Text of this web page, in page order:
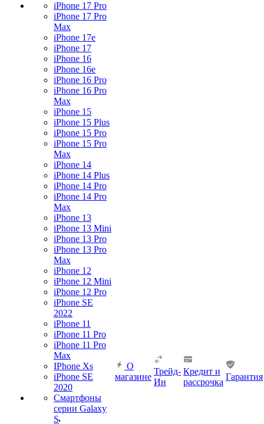
iPhone 17 Pro
iPhone 17 Pro
Max
iPhone 17e
iPhone 17
iPhone 16
iPhone 16e
iPhone 16 Pro
iPhone 16 Pro
Max
iPhone 15
iPhone 15 Plus
iPhone 15 Pro
iPhone 15 Pro
Max
iPhone 14
iPhone 14 Plus
iPhone 14 Pro
iPhone 14 Pro
Max
iPhone 13
iPhone 13 Mini
iPhone 13 Pro
iPhone 13 Pro
Max
iPhone 12
iPhone 12 Mini
iPhone 12 Pro
iPhone SE
2022
iPhone 11
iPhone 11 Pro
iPhone 11 Pro
Max
IPhone Xs
iPhone SE
2020
Смартфоны
серии Galaxy
S
О
магазине
Трейд-
Ин
Кредит и
рассрочка
Гарантия